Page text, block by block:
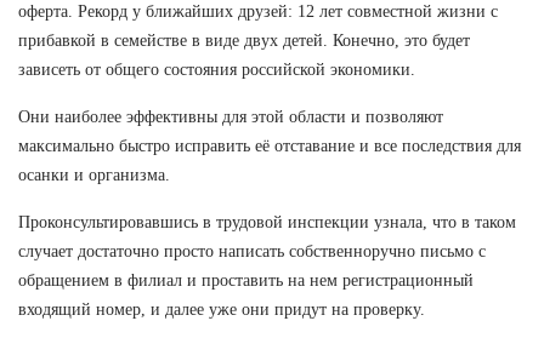
оферта. Рекорд у ближайших друзей: 12 лет совместной жизни с
прибавкой в семействе в виде двух детей. Конечно, это будет
зависеть от общего состояния российской экономики.
Они наиболее эффективны для этой области и позволяют
максимально быстро исправить её отставание и все последствия для
осанки и организма.
Проконсультировавшись в трудовой инспекции узнала, что в таком
случает достаточно просто написать собственноручно письмо с
обращением в филиал и проставить на нем регистрационный
входящий номер, и далее уже они придут на проверку.